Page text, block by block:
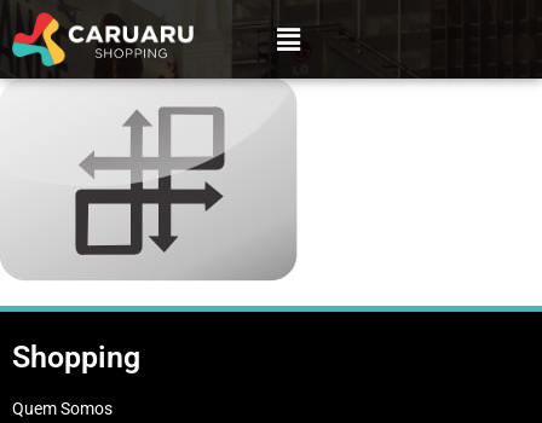
Shopping
Quem Somos